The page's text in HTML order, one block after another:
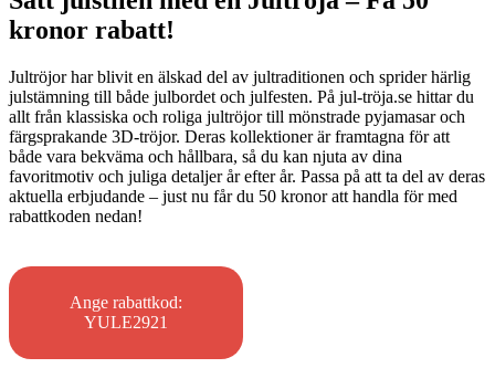
kronor rabatt!
Jultröjor har blivit en älskad del av jultraditionen och sprider härlig
julstämning till både julbordet och julfesten. På jul-tröja.se hittar du
allt från klassiska och roliga jultröjor till mönstrade pyjamasar och
färgsprakande 3D-tröjor. Deras kollektioner är framtagna för att
både vara bekväma och hållbara, så du kan njuta av dina
favoritmotiv och juliga detaljer år efter år. Passa på att ta del av deras
aktuella erbjudande – just nu får du 50 kronor att handla för med
rabattkoden nedan!
Ange rabattkod:
YULE2921